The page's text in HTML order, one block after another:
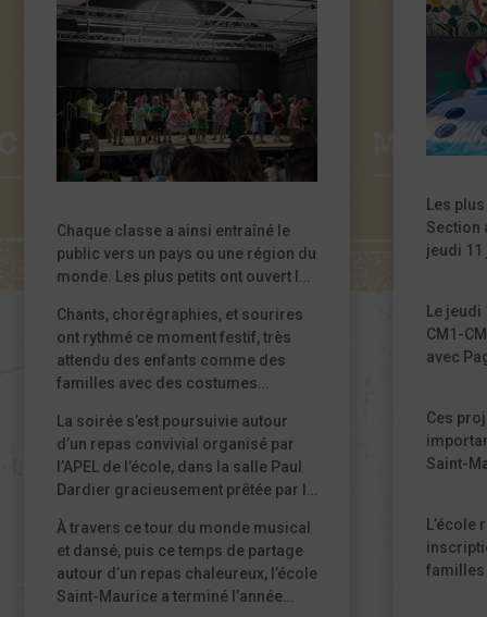
récital de chants, orchestré comme
toujours par leur professeur de
musique, Christelle Mille,
préparées avec leurs enseignants
autour de différentes destinations.
L’ambiance était vraiment festive.
Chaque classe a ainsi entraîné le
public vers un pays ou une région du
monde. Les plus petits ont ouvert le
que les grandes sections et les CP-
CE1 ont fait escale au Brésil. Les CE2
ont poursuivi l’itinéraire du côté des
États-Unis, avant que les CM1 et les
CM2 n’emmènent les spectateurs
jusqu’en Corée.
Chants, chorégraphies, et sourires
ont rythmé ce moment festif, très
attendu des enfants comme des
familles avec des costumes
mettre en valeur le travail mené tout
au long de l’année par l’équipe
éducative, mais aussi
l’enthousiasme et l’investissement
des élèves, heureux de partager la
scène avec leurs camarades.
La soirée s’est poursuivie autour
d’un repas convivial organisé par
l’APEL de l’école, dans la salle Paul
Dardier gracieusement prêtée par la
ont pu déguster de la viande de
bœuf limousin du Gaec de la Trille,
des saucisses de la Petite Ferme de
Larcher, ainsi que la croustade de
À travers ce tour du monde musical
et dansé, puis ce temps de partage
autour d’un repas chaleureux, l’école
Saint-Maurice a terminé l’année
de
Les
Section
jeudi 11
haute,
qui
Le
CM1-
avec
de
valeur
Ces
Saint-
enfants
classe
familles